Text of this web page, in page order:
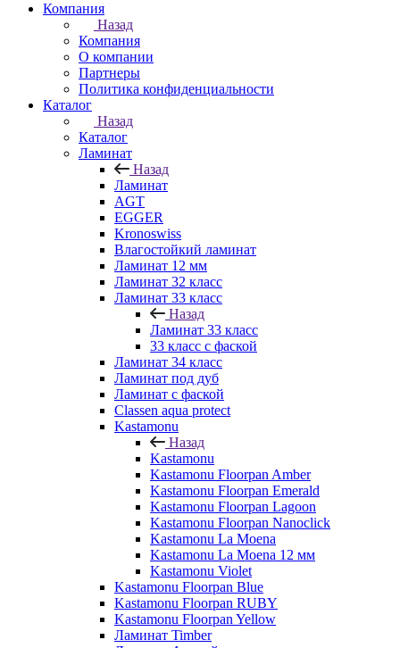
Компания
Назад
Компания
О компании
Партнеры
Политика конфиденциальности
Каталог
Назад
Каталог
Ламинат
Назад
Ламинат
AGT
EGGER
Kronoswiss
Влагостойкий ламинат
Ламинат 12 мм
Ламинат 32 класс
Ламинат 33 класс
Назад
Ламинат 33 класс
33 класс с фаской
Ламинат 34 класс
Ламинат под дуб
Ламинат с фаской
Classen aqua protect
Kastamonu
Назад
Kastamonu
Kastamonu Floorpan Amber
Kastamonu Floorpan Emerald
Kastamonu Floorpan Lagoon
Kastamonu Floorpan Nanoclick
Kastamonu La Moena
Kastamonu La Moena 12 мм
Kastamonu Violet
Kastamonu Floorpan Blue
Kastamonu Floorpan RUBY
Kastamonu Floorpan Yellow
Ламинат Timber